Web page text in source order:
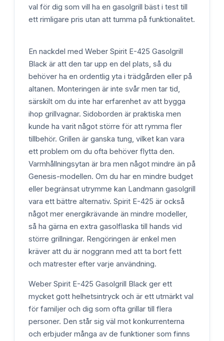
val för dig som vill ha en gasolgrill bäst i test till
ett rimligare pris utan att tumma på funktionalitet.
En nackdel med Weber Spirit E-425 Gasolgrill
Black är att den tar upp en del plats, så du
behöver ha en ordentlig yta i trädgården eller på
altanen. Monteringen är inte svår men tar tid,
särskilt om du inte har erfarenhet av att bygga
ihop grillvagnar. Sidoborden är praktiska men
kunde ha varit något större för att rymma fler
tillbehör. Grillen är ganska tung, vilket kan vara
ett problem om du ofta behöver flytta den.
Varmhållningsytan är bra men något mindre än på
Genesis-modellen. Om du har en mindre budget
eller begränsat utrymme kan Landmann gasolgrill
vara ett bättre alternativ. Spirit E-425 är också
något mer energikrävande än mindre modeller,
så ha gärna en extra gasolflaska till hands vid
större grillningar. Rengöringen är enkel men
kräver att du är noggrann med att ta bort fett
och matrester efter varje användning.
Weber Spirit E-425 Gasolgrill Black ger ett
mycket gott helhetsintryck och är ett utmärkt val
för familjer och dig som ofta grillar till flera
personer. Den står sig väl mot konkurrenterna
och erbjuder många av de funktioner som finns